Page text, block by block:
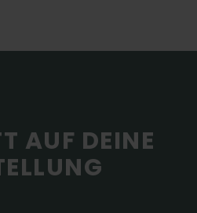
AUF DEINE